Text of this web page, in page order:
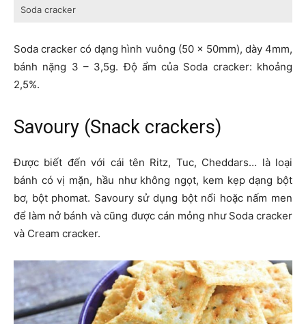
Soda cracker
Soda cracker có dạng hình vuông (50 × 50mm), dày 4mm,
bánh nặng 3 – 3,5g. Độ ẩm của Soda cracker: khoảng
2,5%.
Savoury (Snack crackers)
Được biết đến với cái tên Ritz, Tuc, Cheddars… là loại
bánh có vị mặn, hầu như không ngọt, kem kẹp dạng bột
bơ, bột phomat. Savoury sử dụng bột nổi hoặc nấm men
để làm nở bánh và cũng được cán mỏng như Soda cracker
và Cream cracker.